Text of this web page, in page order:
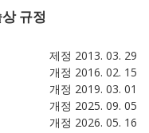
규정
제정 2013. 03. 29
개정 2016. 02. 15
개정 2019. 03. 01
개정 2025. 09. 05
개정 2026. 05. 16